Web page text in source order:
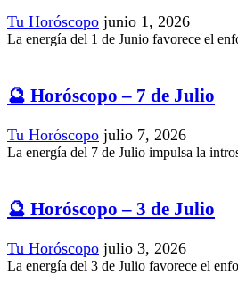
Tu Horóscopo junio 1, 2026
La energía del 1 de Junio favorece el
🔮 Horóscopo – 7 de Julio
Tu Horóscopo julio 7, 2026
La energía del 7 de Julio impulsa la
🔮 Horóscopo – 3 de Julio
Tu Horóscopo julio 3, 2026
La energía del 3 de Julio favorece el